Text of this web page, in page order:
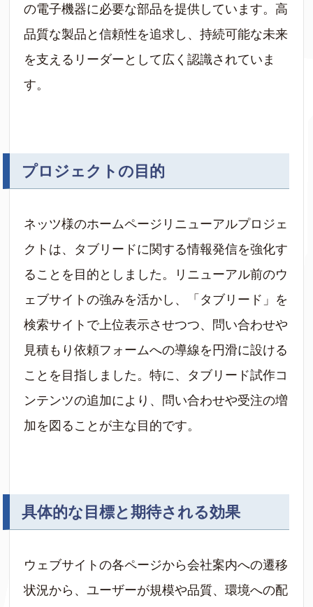
の電子機器に必要な部品を提供しています。高
品質な製品と信頼性を追求し、持続可能な未来
を支えるリーダーとして広く認識されていま
す。
プロジェクトの目的
ネッツ様のホームページリニューアルプロジェ
クトは、タブリードに関する情報発信を強化す
ることを目的としました。リニューアル前のウ
ェブサイトの強みを活かし、「タブリード」を
検索サイトで上位表示させつつ、問い合わせや
見積もり依頼フォームへの導線を円滑に設ける
ことを目指しました。特に、タブリード試作コ
ンテンツの追加により、問い合わせや受注の増
加を図ることが主な目的です。
具体的な目標と期待される効果
ウェブサイトの各ページから会社案内への遷移
状況から、ユーザーが規模や品質、環境への配